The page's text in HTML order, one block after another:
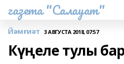
газета "Салауат"
Йәмғиәт 3 АВГУСТА 2018, 07:57
Күңеле тулы